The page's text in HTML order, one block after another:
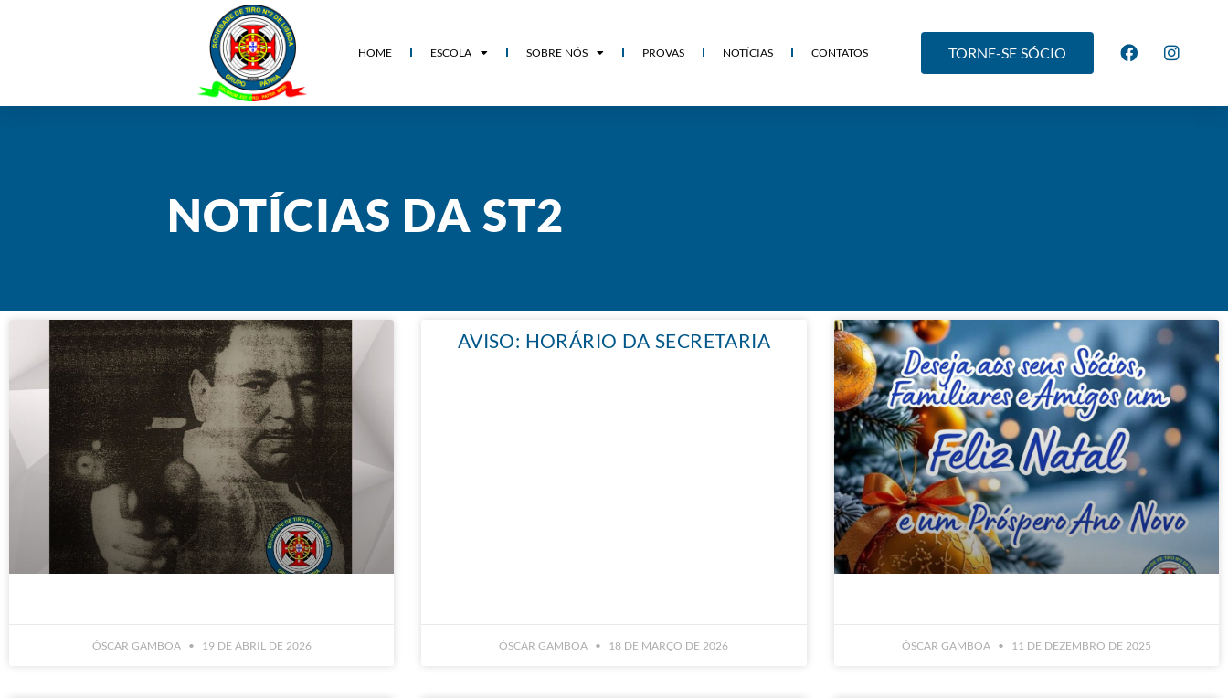
HOME ESCOLA SOBRE NÓS PROVAS NOTÍCIAS CONTATOS TORNE-SE SÓCIO
NOTÍCIAS DA ST2
ÓSCAR GAMBOA 19 DE ABRIL DE 2026
AVISO: HORÁRIO DA SECRETARIA
ÓSCAR GAMBOA 18 DE MARÇO DE 2026 ÓSCAR GAMBOA 11 DE DEZEMBRO DE 2025